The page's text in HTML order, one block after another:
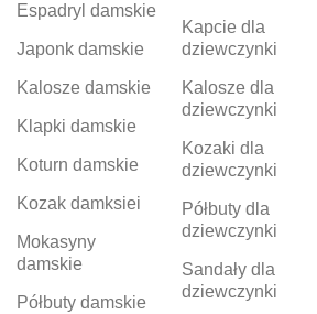
Espadryl damskie
Japonk damskie
Kalosze damskie
Klapki damskie
Koturn damskie
Kozak damksiei
Mokasyny
damskie
Półbuty damskie
Kapcie dla
dziewczynki
Kalosze dla
dziewczynki
Kozaki dla
dziewczynki
Półbuty dla
dziewczynki
Sandały dla
dziewczynki